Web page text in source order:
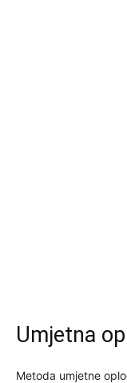
Umjetna
Metoda umjetne